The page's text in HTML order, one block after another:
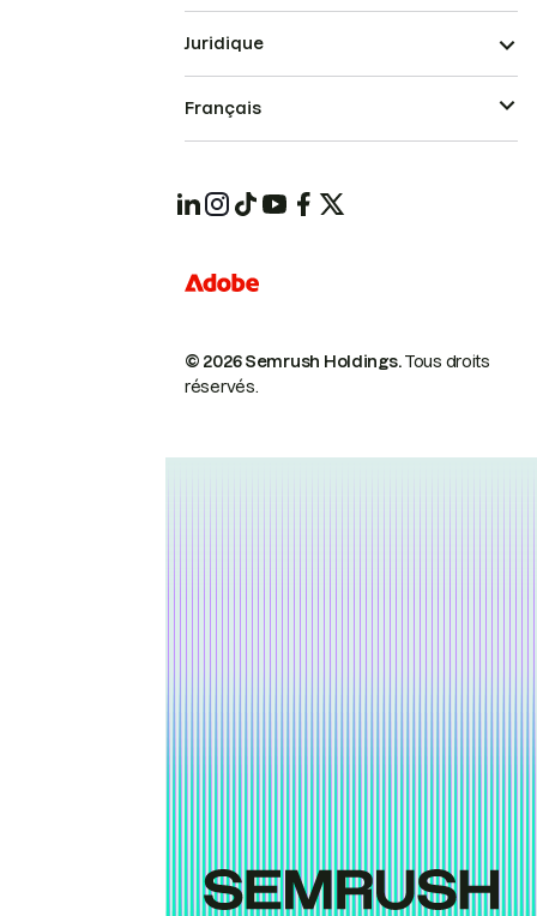
© 2026 Semrush Holdings.Tous droits
réservés.
Juridique
Français